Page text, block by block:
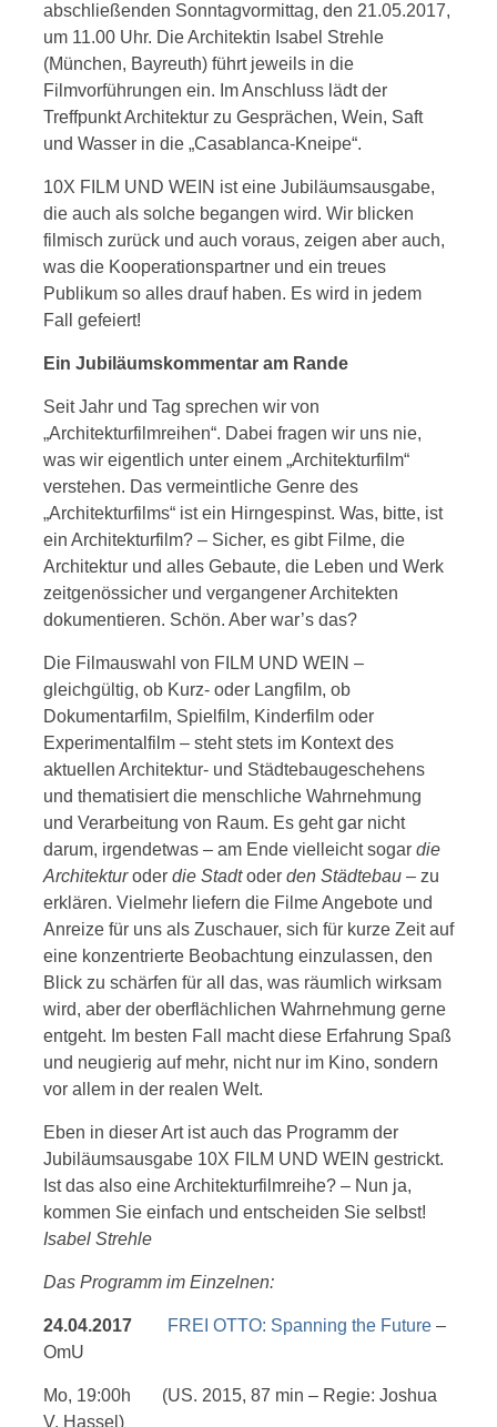
abschließenden Sonntagvormittag, den 21.05.2017,
um 11.00 Uhr. Die Architektin Isabel Strehle
(München, Bayreuth) führt jeweils in die
Filmvorführungen ein. Im Anschluss lädt der
Treffpunkt Architektur zu Gesprächen, Wein, Saft
und Wasser in die „Casablanca-Kneipe“.
10X FILM UND WEIN ist eine Jubiläumsausgabe,
die auch als solche begangen wird. Wir blicken
filmisch zurück und auch voraus, zeigen aber auch,
was die Kooperationspartner und ein treues
Publikum so alles drauf haben. Es wird in jedem
Fall gefeiert!
Ein Jubiläumskommentar am Rande
Seit Jahr und Tag sprechen wir von
„Architekturfilmreihen“. Dabei fragen wir uns nie,
was wir eigentlich unter einem „Architekturfilm“
verstehen. Das vermeintliche Genre des
„Architekturfilms“ ist ein Hirngespinst. Was, bitte, ist
ein Architekturfilm? – Sicher, es gibt Filme, die
Architektur und alles Gebaute, die Leben und Werk
zeitgenössicher und vergangener Architekten
dokumentieren. Schön. Aber war’s das?
Die Filmauswahl von FILM UND WEIN –
gleichgültig, ob Kurz- oder Langfilm, ob
Dokumentarfilm, Spielfilm, Kinderfilm oder
Experimentalfilm – steht stets im Kontext des
aktuellen Architektur- und Städtebaugeschehens
und thematisiert die menschliche Wahrnehmung
und Verarbeitung von Raum. Es geht gar nicht
darum, irgendetwas – am Ende vielleicht sogar die
Architekturoder die Stadtoder den Städtebau– zu
erklären. Vielmehr liefern die Filme Angebote und
Anreize für uns als Zuschauer, sich für kurze Zeit auf
eine konzentrierte Beobachtung einzulassen, den
Blick zu schärfen für all das, was räumlich wirksam
wird, aber der oberflächlichen Wahrnehmung gerne
entgeht. Im besten Fall macht diese Erfahrung Spaß
und neugierig auf mehr, nicht nur im Kino, sondern
vor allem in der realen Welt.
Eben in dieser Art ist auch das Programm der
Jubiläumsausgabe 10X FILM UND WEIN gestrickt.
Ist das also eine Architekturfilmreihe? – Nun ja,
kommen Sie einfach und entscheiden Sie selbst!
Isabel Strehle
Das Programm im Einzelnen:
24.04.2017 FREI OTTO: Spanning the Future–
OmU
Mo, 19:00h (US. 2015, 87 min – Regie: Joshua
V. Hassel)